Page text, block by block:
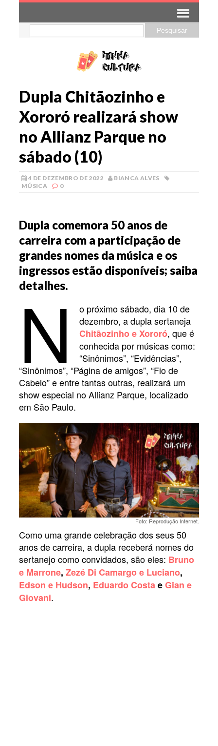
Dupla Chitãozinho e
Xororó realizará show
no Allianz Parque no
sábado (10)
4 DE DEZEMBRO DE 2022
BIANCA ALVES
MÚSICA
0
Dupla comemora 50 anos de
carreira com a participação de
grandes nomes da música e os
ingressos estão disponíveis; saiba
detalhes.
N
o próximo sábado, dia 10 de
dezembro, a dupla sertaneja
Chitãozinho e Xororó, que é
conhecida por músicas como:
“Sinônimos”, “Evidências”,
“Sinônimos”, “Página de amigos”, “Fio de
Cabelo” e entre tantas outras, realizará um
show especial no Allianz Parque, localizado
em São Paulo.
Foto: Reprodução Internet.
Como uma grande celebração dos seus 50
anos de carreira, a dupla receberá nomes do
sertanejo como convidados, são eles: Bruno
e Marrone, Zezé Di Camargo e Luciano,
Edson e Hudson, Eduardo CostaeGian e
Giovani.